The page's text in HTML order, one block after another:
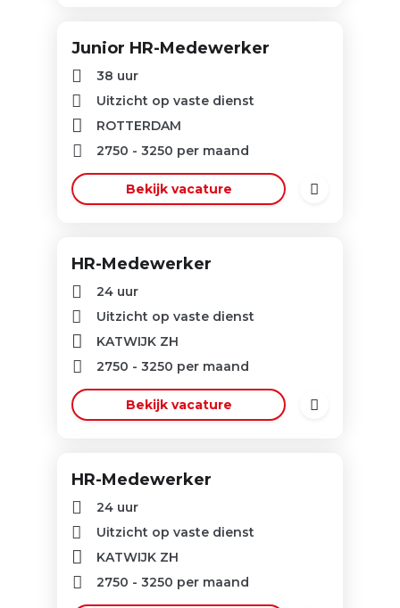
Junior HR-Medewerker
38 uur
Uitzicht op vaste dienst
ROTTERDAM
2750 - 3250 per maand
Bekijk vacature
HR-Medewerker
24 uur
Uitzicht op vaste dienst
KATWIJK ZH
2750 - 3250 per maand
Bekijk vacature
HR-Medewerker
24 uur
Uitzicht op vaste dienst
KATWIJK ZH
2750 - 3250 per maand